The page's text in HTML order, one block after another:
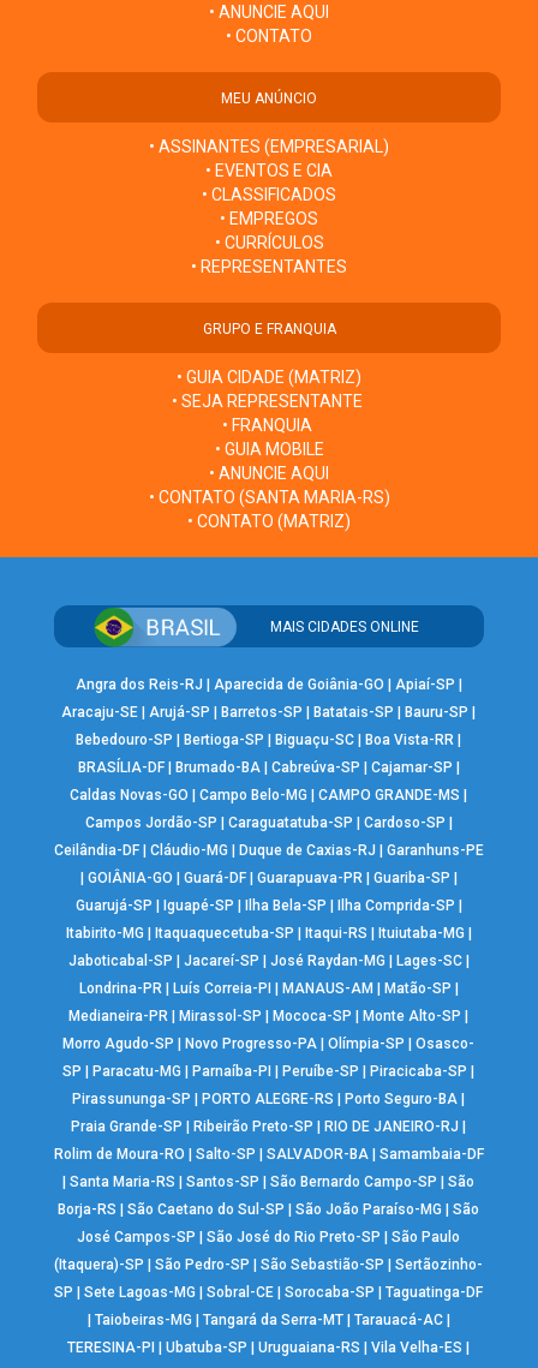
• ANUNCIE AQUI
• CONTATO
MEU ANÚNCIO
• ASSINANTES (EMPRESARIAL)
• EVENTOS E CIA
• CLASSIFICADOS
• EMPREGOS
• CURRÍCULOS
• REPRESENTANTES
GRUPO E FRANQUIA
• GUIA CIDADE (MATRIZ)
• SEJA REPRESENTANTE
• FRANQUIA
• GUIA MOBILE
• ANUNCIE AQUI
• CONTATO (SANTA MARIA-RS)
• CONTATO (MATRIZ)
MAIS CIDADES ONLINE
Angra dos Reis-RJ Aparecida de Goiânia-GO Apiaí-SP
Aracaju-SE |Arujá-SP Barretos-SP Batatais-SP Bauru-SP
Bebedouro-SP
Bertioga-SP Biguaçu-SC Boa Vista-RR
BRASÍLIA-DF| Brumado-BA| Cabreúva-SP Cajamar-SP
Caldas Novas-GO
|Campo Belo-MG |CAMPO GRANDE-MS
Campos Jordão-SP
Caraguatatuba-SP Cardoso-SP
Ceilândia-DF| Cláudio-MG Duque de Caxias-RJ
Garanhuns-PE
GOIÂNIA-GO Guará-DF| Guarapuava-PR| Guariba-SP
Guarujá-SP
Iguapé-SP Ilha Bela-SP Ilha Comprida-SP
Itabirito-MG
Itaquaquecetuba-SP Itaqui-RS Ituiutaba-MG
Jaboticabal-SP
Jacareí-SP José Raydan-MG Lages-SC|
Londrina-PR| Luís Correia-PI MANAUS-AM Matão-SP
Medianeira-PR
Mirassol-SP Mococa-SP Monte Alto-SP
Morro Agudo-SP
Novo Progresso-PA |Olímpia-SP |Osasco-
SP
Paracatu-MG Parnaíba-PI Peruíbe-SP Piracicaba-SP
Pirassununga-SP
PORTO ALEGRE-RS Porto Seguro-BA
Praia Grande-SP
Ribeirão Preto-SP RIO DE JANEIRO-RJ
Rolim de Moura-RO
Salto-SP SALVADOR-BA| Samambaia-DF
|Santa Maria-RS |Santos-SP |São Bernardo Campo-SP |São
Borja-RS
|São Caetano do Sul-SP |São João Paraíso-MG |São
José Campos-SP
|São José do Rio Preto-SP |São Paulo
(Itaquera)-SP
|São Pedro-SP |São Sebastião-SP |Sertãozinho-
SP
|Sete Lagoas-MG |Sobral-CE |Sorocaba-SP |Taguatinga-DF
Taiobeiras-MG Tangará da Serra-MT| Tarauacá-AC|
TERESINA-PI
|Ubatuba-SP |Uruguaiana-RS |Vila Velha-ES